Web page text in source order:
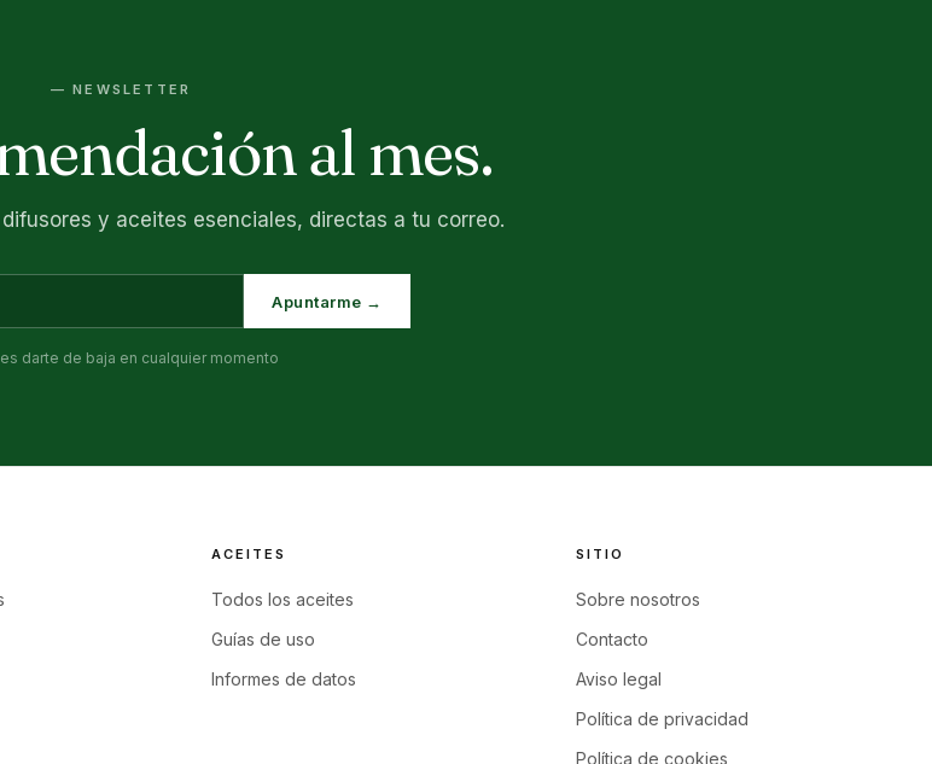
— NEWSLETTER
al mes.
y aceites esenciales, directas a tu correo.
Apuntarme →
darte de baja en cualquier momento
ACEITES
Todos los aceites
Guías de uso
Informes de datos
SITIO
Sobre nosotros
Contacto
Aviso legal
Política de privacidad
Política de cookies